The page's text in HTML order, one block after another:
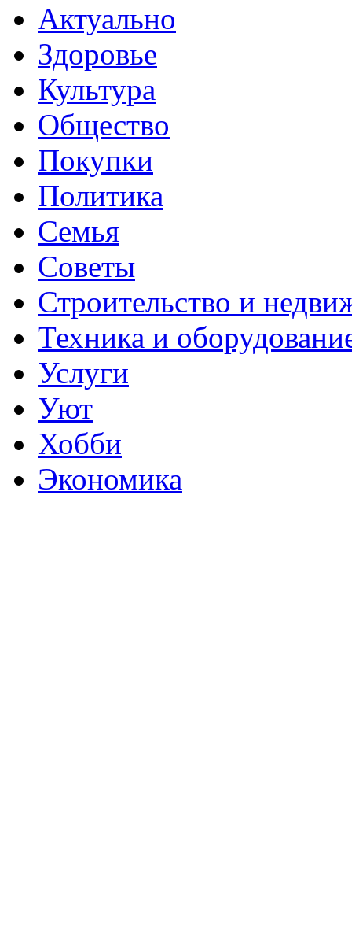
Актуально
Здоровье
Культура
Общество
Покупки
Политика
Семья
Советы
Строительство и
Техника и
Услуги
Уют
Хобби
Экономика